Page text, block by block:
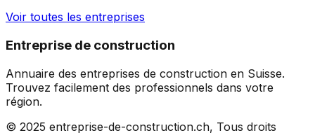
Voir toutes les entreprises
Entreprise de construction
Annuaire des entreprises de construction en Suisse.
Trouvez facilement des professionnels dans votre
région.
© 2025 entreprise-de-construction.ch, Tous droits